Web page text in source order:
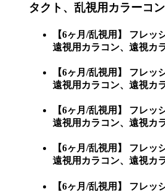
タクト、乱視用カラーコ
【6ヶ月/乱視用】 フレ
遠視用カラコン、遠視カ
【6ヶ月/乱視用】 フレ
遠視用カラコン、遠視カ
【6ヶ月/乱視用】 フレ
遠視用カラコン、遠視カ
【6ヶ月/乱視用】 フレ
遠視用カラコン、遠視カ
【6ヶ月/乱視用】 フレ